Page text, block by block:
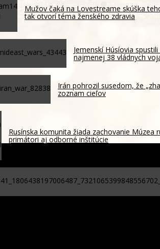
Mužov čaká na Lovestreame skúška
tak otvorí téma ženského zdravia
Jemenskí Húsíovia
najmenej 38 vládnych
Irán pohrozil susedom, že
zoznam cieľov
Rusínska komunita žiada zachovanie Múzea
primátori aj odborné inštitúcie